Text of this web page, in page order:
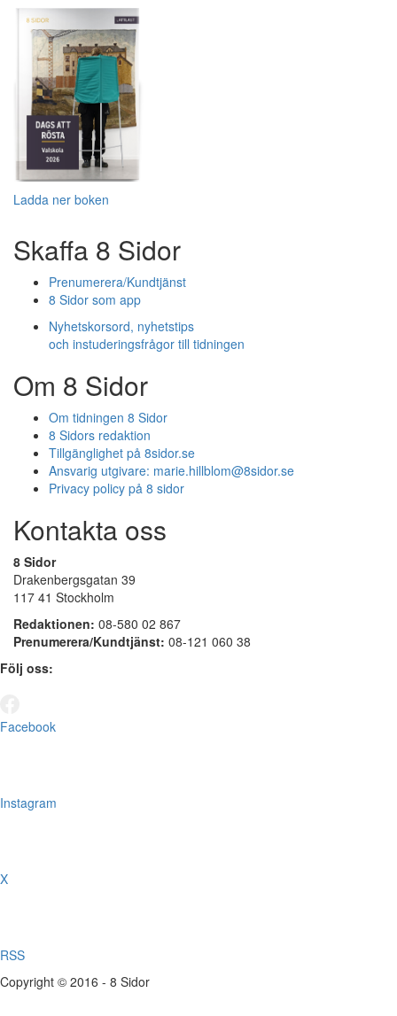
Ladda ner boken
Skaffa 8 Sidor
Prenumerera/Kundtjänst
8 Sidor som app
Nyhetskorsord, nyhetstips
och instuderingsfrågor till tidningen
Om 8 Sidor
Om tidningen 8 Sidor
8 Sidors redaktion
Tillgänglighet på 8sidor.se
Ansvarig utgivare: marie.hillblom@8sidor.se
Privacy policy på 8 sidor
Kontakta oss
8 Sidor
Drakenbergsgatan 39
117 41 Stockholm
Redaktionen: 08-580 02 867
Prenumerera/Kundtjänst: 08-121 060 38
Följ oss:
Facebook
Instagram
X
RSS
Copyright © 2016 - 8 Sidor